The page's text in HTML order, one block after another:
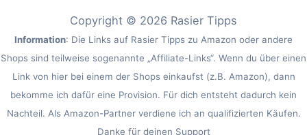
Copyright © 2026 Rasier Tipps
Information: Die Links auf Rasier Tipps zu Amazon oder andere
Shops sind teilweise sogenannte „Affiliate-Links“. Wenn du über einen
Link von hier bei einem der Shops einkaufst (z.B. Amazon), dann
bekomme ich dafür eine Provision. Für dich entsteht dadurch kein
Nachteil. Als Amazon-Partner verdiene ich an qualifizierten Käufen.
Danke für deinen Support